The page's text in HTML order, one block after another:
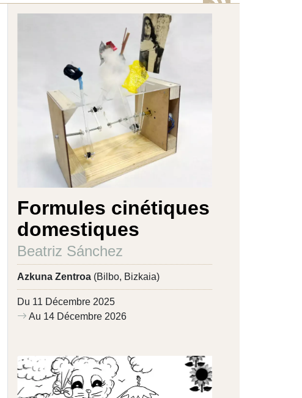
Formules cinétiques
domestiques
Beatriz Sánchez
Azkuna Zentroa (Bilbo, Bizkaia)
Du 11 Décembre 2025
Au 14 Décembre 2026